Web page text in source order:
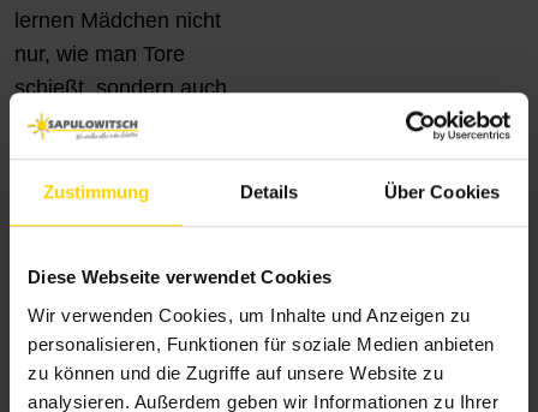
Zustimmung Details Über Cookies
Diese Webseite verwendet Cookies
Wir verwenden Cookies, um Inhalte und Anzeigen zu
personalisieren, Funktionen für soziale Medien anbieten
zu können und die Zugriffe auf unsere Website zu
analysieren. Außerdem geben wir Informationen zu Ihrer
lernen Mädchen nicht
nur, wie man Tore
schießt, sondern auch,
was es bedeutet, Teil
eines Teams zu sein.
Teamarbeit, Respekt und
Zusammenhalt sind
lang begleiten werden –
und wir sind stolz darauf,
als Sponsor diese Reise
zu unterstützen“,